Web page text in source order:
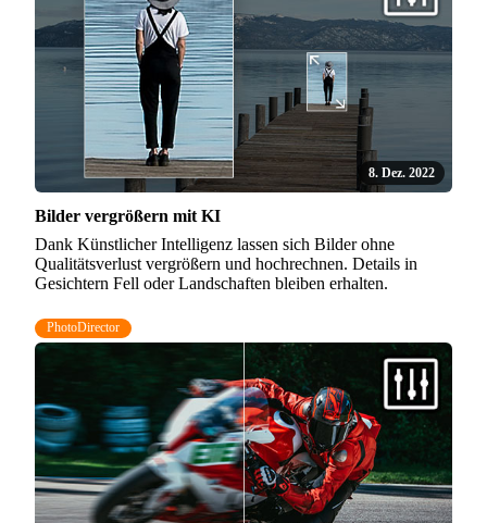
8. Dez. 2022
Bilder vergrößern mit KI
Dank Künstlicher Intelligenz lassen sich Bilder ohne
Qualitätsverlust vergrößern und hochrechnen. Details in
Gesichtern Fell oder Landschaften bleiben erhalten.
PhotoDirector